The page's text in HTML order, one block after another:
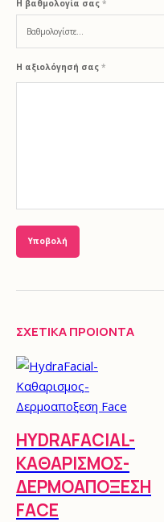
Η βαθμολογία σας *
Η αξιολόγησή σας *
ΣΧΕΤΙΚΆ ΠΡΟΙΟΝΤΑ
HYDRAFACIAL-
ΚΑΘΑΡΙΣΜΟΣ-
ΔΕΡΜΟΑΠΟΞΕΣΗ
FACE